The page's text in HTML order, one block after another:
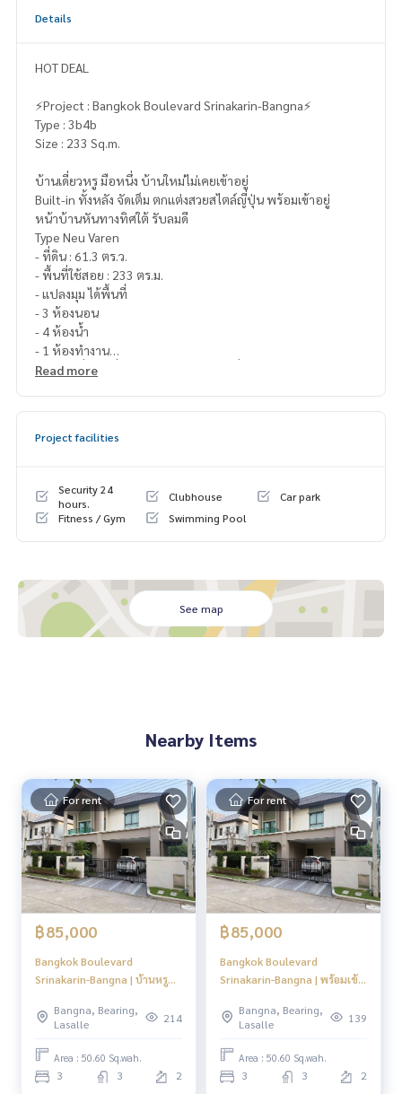
Details
HOT DEAL
⚡️Project : Bangkok Boulevard Srinakarin-Bangna⚡️
Type : 3b4b
Size : 233 Sq.m.
บ้านเดี่ยวหรู มือหนึ่ง บ้านใหม่ไม่เคยเข้าอยู่
Built-in ทั้งหลัง จัดเต็ม ตกแต่งสวยสไตล์ญี่ปุ่น พร้อมเข้าอยู่
หน้าบ้านหันทางทิศใต้ รับลมดี
Type Neu Varen
- ที่ดิน : 61.3 ตร.ว.
- พื้นที่ใช้สอย : 233 ตร.ม.
- แปลงมุม ได้พื้นที่
- 3 ห้องนอน
- 4 ห้องน้ำ
- 1 ห้องทำงาน
- 1 ห้องญี่ปุ่น (เสื่อทาทามิ Import จากญี่ปุ่น)
- สวนญี่ปุ่น
โครงการอยู่ตรงข้าม PTT พาร์คมอลล์ ตลาดและร้านค้ามากมาย
- สิ่งอำนวยความสะดวก
ระบบรักษาความปลอดภัย 3 ระดับ
ระบบผ่านเข้า-ออกอัตโนมัติ
- ใกล้สถานีรถไฟฟ้า
JAS URBAN Srinakarin. (4.1 ก.ม.)
ร.ร.นานาชาติสิงคโปร์กรุงเทพ (2.6 กม.)
ร.ร.นานาชาติไทยสิงคโปร์ ศรีนครินทร์ (2.8 กม.)
ร.ร.เซนต์โยเซฟบางนา (4.7 กม.)
ร.ร.เทพศิรินทร์ สมุทรปราการ (6 กม.)
ร.ร.อัสสัมชัญสมุทรปราการ (6.4 กม.)
ร.ร.สารสาสน์ สุวรรณภูมิ (5.6 กม.)
ร.ร.บางกอกพัฒนา (7 กม.)
ร.ร.นานาชาติเบิร์คลีย์ (9.7 กม.)
ร.ร.นานาชาติ คอนคอร์เดียน (14.4 กม.)
โรงพยาบาลเปาโล สมุทรปราการ 5.7 กม.
โรงพยาบาลเปาโลสินแพทย์ เทพารักษ์ 4.4 กม.
โรงพยาบาลศิครินทร์ 6 กม.
โรงพยาบาลไทยนครินทร์ 10 กม.
คลับเฮาส์
Read more
Project facilities
Security 24
hours.
Clubhouse
Car park
Fitness / Gym
Swimming Pool
See map
Nearby Items
For rent
฿85,000
Bangkok Boulevard
Srinakarin-Bangna | บ้านหรู
Bangna, Bearing,
Lasalle
214
Area : 50.60 Sq.wah.
3 3 2
For rent
฿85,000
Bangkok Boulevard
Srinakarin-Bangna | พร้อมเข้า
ปลอดภัยสูง Facility ครบ #HL
Focus
Bangna, Bearing,
Lasalle
139
Area : 50.60 Sq.wah.
3 3 2